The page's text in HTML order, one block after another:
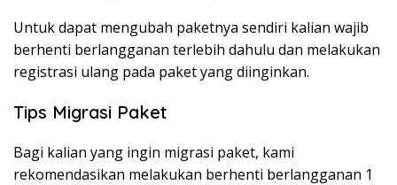
Untuk dapat mengubah paketnya sendiri kalian wajib
berhenti berlangganan terlebih dahulu dan melakukan
registrasi ulang pada paket yang diinginkan.
Tips Migrasi Paket
Bagi kalian yang ingin migrasi paket, kami
rekomendasikan melakukan berhenti berlangganan 1